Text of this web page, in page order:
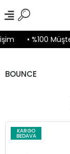
• %100
BOUNCE
KARGO
BEDAVA